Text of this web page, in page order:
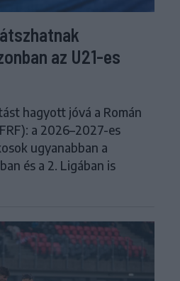
az U21-es
hagyott jóvá a Román
a 2026–2027-es
ugyanabban a
és a 2. Ligában is